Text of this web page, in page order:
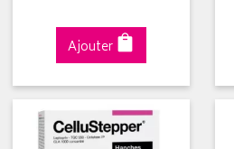
Ajouter